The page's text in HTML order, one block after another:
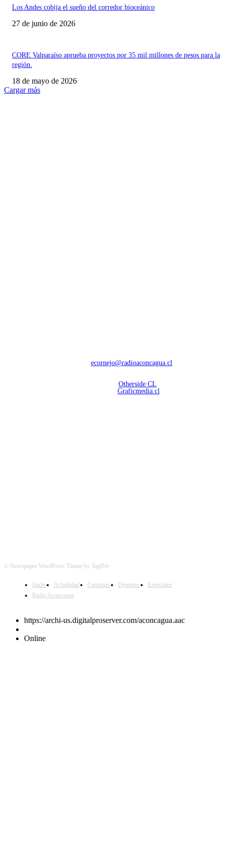
Los Andes cobija el sueño del corredor bioceánico
27 de junio de 2026
CORE Valparaíso aprueba proyectos por 35 mil millones de pesos para la
región.
18 de mayo de 2026
Cargar más
ecornejo@radioaconcagua.cl
Otherside CL
Graficmedia.cl
© Newspaper WordPress Theme by TagDiv
Inicio Actualidad Comunas Deportes
Especiales
Radio Aconcagua
https://archi-us.digitalproserver.com/aconcagua.aac
Online